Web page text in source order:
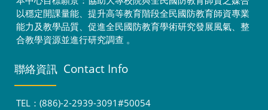
以穩定開課量能、提升高等教育階段全民國防教育師資專業
能力及教學品質、促進全民國防教育學術研究發展風氣、整
合教學資源並進行研究調查 。
聯絡資訊 Contact Info
TEL：(886)-2-2939-3091#50054